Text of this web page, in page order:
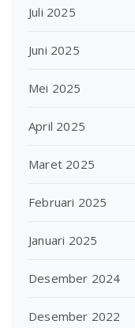
Juli 2025
Juni 2025
Mei 2025
April 2025
Maret 2025
Februari 2025
Januari 2025
Desember 2024
Desember 2022